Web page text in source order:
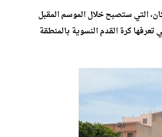
التي ستصبح خلال الموسم المقبل
كرة القدم النسوية بالمنطقة